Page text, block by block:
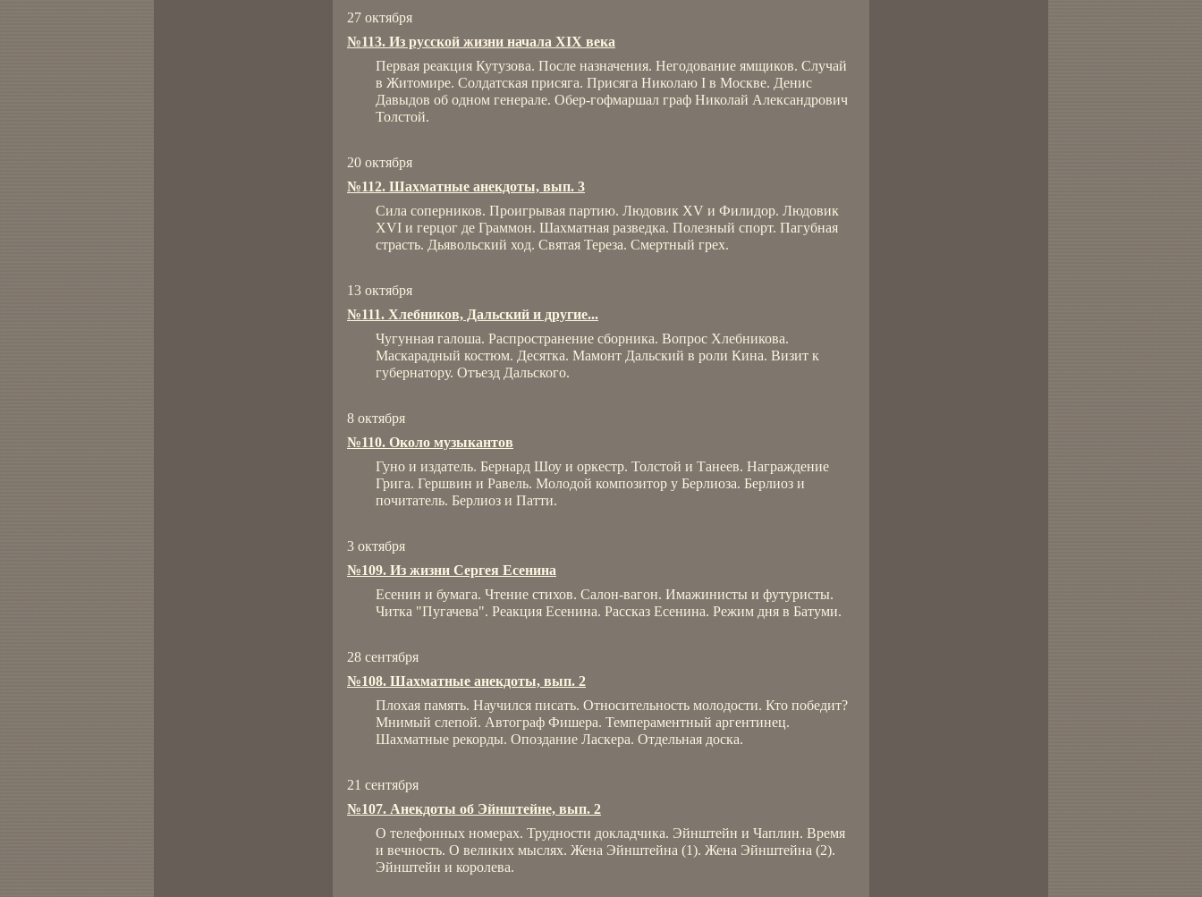
27 октября
№113. Из русской жизни начала XIX века
Первая реакция Кутузова. После назначения. Негодование ямщиков. Случай
в Житомире. Солдатская присяга. Присяга Николаю I в Москве. Денис
Давыдов об одном генерале. Обер-гофмаршал граф Николай Александрович
Толстой.
20 октября
№112. Шахматные анекдоты, вып. 3
Сила соперников. Проигрывая партию. Людовик XV и Филидор. Людовик
XVI и герцог де Граммон. Шахматная разведка. Полезный спорт. Пагубная
страсть. Дьявольский ход. Святая Тереза. Смертный грех.
13 октября
№111. Хлебников, Дальский и другие...
Чугунная галоша. Распространение сборника. Вопрос Хлебникова.
Маскарадный костюм. Десятка. Мамонт Дальский в роли Кина. Визит к
губернатору. Отъезд Дальского.
8 октября
№110. Около музыкантов
Гуно и издатель. Бернард Шоу и оркестр. Толстой и Танеев. Награждение
Грига. Гершвин и Равель. Молодой композитор у Берлиоза. Берлиоз и
почитатель. Берлиоз и Патти.
3 октября
№109. Из жизни Сергея Есенина
Есенин и бумага. Чтение стихов. Салон-вагон. Имажинисты и футуристы.
Читка "Пугачева". Реакция Есенина. Рассказ Есенина. Режим дня в Батуми.
28 сентября
№108. Шахматные анекдоты, вып. 2
Плохая память. Научился писать. Относительность молодости. Кто победит?
Мнимый слепой. Автограф Фишера. Темпераментный аргентинец.
Шахматные рекорды. Опоздание Ласкера. Отдельная доска.
21 сентября
№107. Анекдоты об Эйнштейне, вып. 2
О телефонных номерах. Трудности докладчика. Эйнштейн и Чаплин. Время
и вечность. О великих мыслях. Жена Эйнштейна (1). Жена Эйнштейна (2).
Эйнштейн и королева.